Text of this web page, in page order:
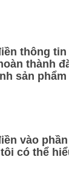
thông tin
thành
sản phẩm
vào
có thể